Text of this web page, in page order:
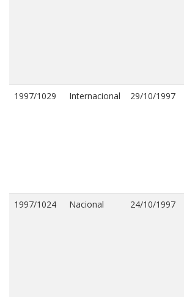
1997/1029 Internacional 29/10/1997
1997/1024 Nacional 24/10/1997